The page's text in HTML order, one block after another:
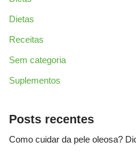
Dietas
Receitas
Sem categoria
Suplementos
Posts recentes
Como cuidar da pele oleosa?